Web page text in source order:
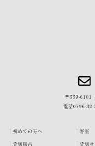
〒669-6101
電話0796-
初めての方へ 客室
貸切風呂
貸切